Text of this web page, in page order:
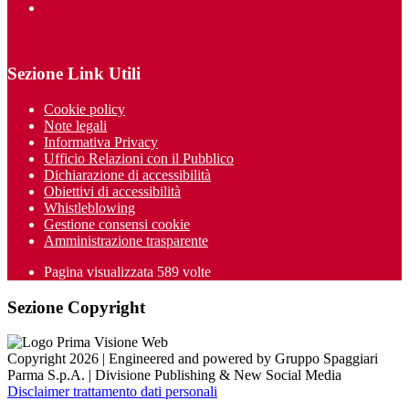
Sezione Link Utili
Cookie policy
Note legali
Informativa Privacy
Ufficio Relazioni con il Pubblico
Dichiarazione di accessibilità
Obiettivi di accessibilità
Whistleblowing
Gestione consensi cookie
Amministrazione trasparente
Pagina visualizzata 589 volte
Sezione Copyright
Copyright 2026 | Engineered and powered by Gruppo Spaggiari
Parma S.p.A. | Divisione Publishing & New Social Media
Disclaimer trattamento dati personali